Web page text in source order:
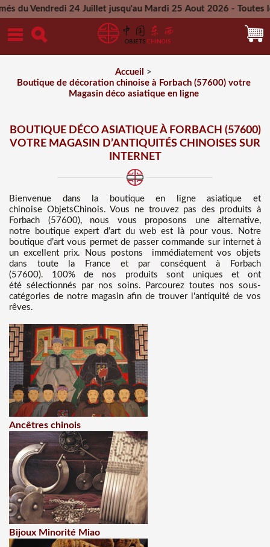
24 Juillet jusqu'au Mardi 25 Aout 2026 - Toutes les
Mercredi 26 Aout 2026
Accueil
>
Boutique de décoration chinoise à Forbach (57600) votre
Magasin déco asiatique en ligne
BOUTIQUE DÉCO ASIATIQUE À FORBACH (57600)
VOTRE MAGASIN D’ANTIQUITÉS CHINOISES SUR
INTERNET
Bienvenue dans
la boutique en ligne asiatique et
chinoise ObjetsChinois. Vous ne trouvez pas des produits à
Forbach (57600), nous vous proposons une alternative,
notre boutique expert d’art du web est là pour vous. Notre
boutique d’art vous permet de passer commande sur internet à
un excellent prix. Nous postons immédiatement vos objets
dans toute la France et par conséquent à Forbach
(57600). 100% de nos produits sont uniques et ont
été sélectionnés par nos soins. Parcourez toutes nos sous-
catégories de notre magasin afin de trouver l'antiquité de vos
rêves.
Ancêtres chinois
Bijoux Minorité Miao